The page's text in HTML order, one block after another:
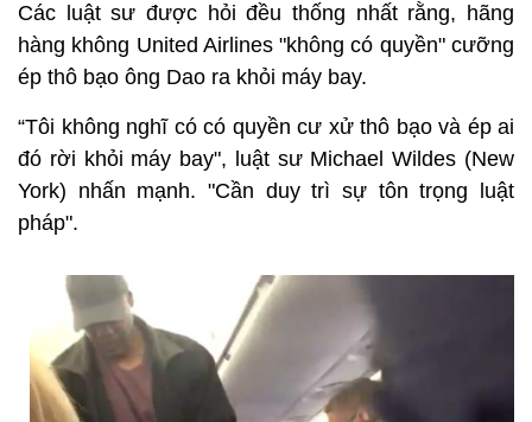
Các luật sư được hỏi đều thống nhất rằng, hãng
hàng không United Airlines "không có quyền" cưỡng
ép thô bạo ông Dao ra khỏi máy bay.
“Tôi không nghĩ có có quyền cư xử thô bạo và ép ai
đó rời khỏi máy bay", luật sư Michael Wildes (New
York) nhấn mạnh. "Cần duy trì sự tôn trọng luật
pháp".